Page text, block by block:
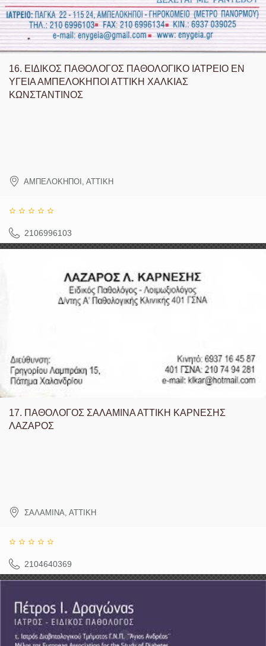
16. ΕΙΔΙΚΟΣ ΠΑΘΟΛΟΓΟΣ ΠΑΘΟΛΟΓΙΚΟ ΙΑΤΡΕΙΟ ΕΝ
ΥΓΕΙΑ ΑΜΠΕΛΟΚΗΠΟΙ ΑΤΤΙΚΗ ΧΑΛΚΙΑΣ
ΚΩΝΣΤΑΝΤΙΝΟΣ
ΑΜΠΕΛΟΚΗΠΟΙ , ΑΤΤΙΚΗ
2106996103
17. ΠΑΘΟΛΟΓΟΣ ΣΑΛΑΜΙΝΑ ΑΤΤΙΚΗ ΚΑΡΝΕΣΗΣ
ΛΑΖΑΡΟΣ
ΣΑΛΑΜΙΝΑ, ΑΤΤΙΚΗ
2104640369